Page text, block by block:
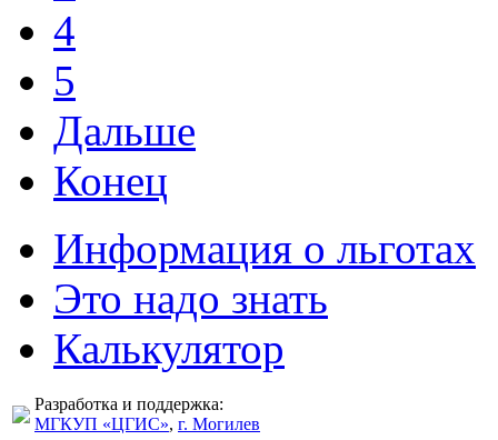
4
5
Дальше
Конец
Информация о льготах
Это надо знать
Калькулятор
Разработка и поддержка:
МГКУП «ЦГИС», г. Могилев